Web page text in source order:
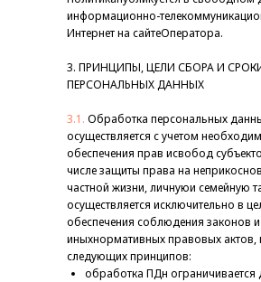
информационно-
Интернет на сайтеОператора.
3. ПРИНЦИПЫ, ЦЕЛИ СБОРА И
ПЕРСОНАЛЬНЫХ ДАННЫХ
3.1. Обработка персональных
осуществляется с учетом
обеспечения прав исвобод
числе защиты права на
частной жизни, личнуюи семейную
осуществляется исключительно в
обеспечения соблюдения законов и
иныхнормативных правовых актов,
следующих принципов:
обработка ПДн ограничивается